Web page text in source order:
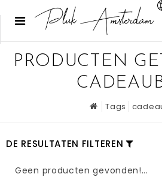
PRODUCTEN
Tags
DE RESULTATEN FILTEREN
Geen producten gevonden!...